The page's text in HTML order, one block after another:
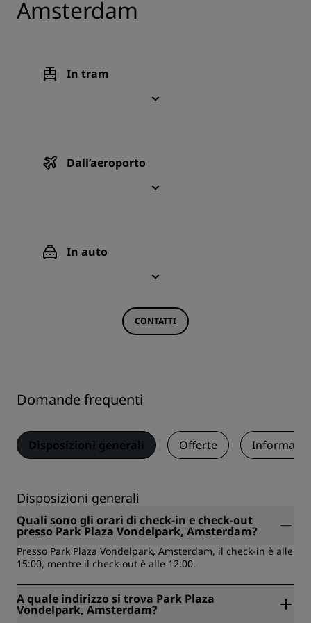
Amsterdam
In tram
Dall’aeroporto
In auto
CONTATTI
Domande frequenti
Disposizioni generali Offerte
Disposizioni generali
Quali sono gli orari di check-in e check-out
presso Park Plaza Vondelpark, Amsterdam?
Presso Park Plaza Vondelpark, Amsterdam, il check-in è alle
15:00, mentre il check-out è alle 12:00.
A quale indirizzo si trova Park Plaza
Vondelpark, Amsterdam?